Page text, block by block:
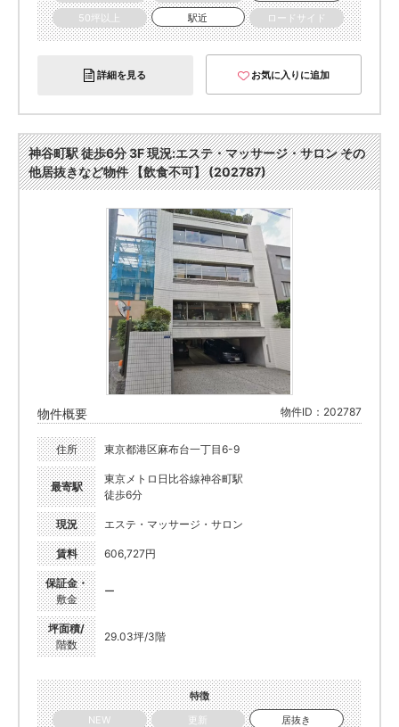
50坪以上
駅近 ロードサイド
詳細を見る お気に入りに追加
神谷町駅 徒歩6分 3F 現況:エステ・マッサージ・サロン その
他居抜きなど物件 【飲食不可】 (202787)
物件概要 物件ID：202787
住所 東京都港区麻布台一丁目6-9
最寄駅
東京メトロ日比谷線神谷町駅
徒歩6分
現況 エステ・マッサージ・サロン
賃料 606,727円
保証金・
敷金
ー
坪面積/
階数
29.03坪/3階
特徴
NEW
更新
居抜き